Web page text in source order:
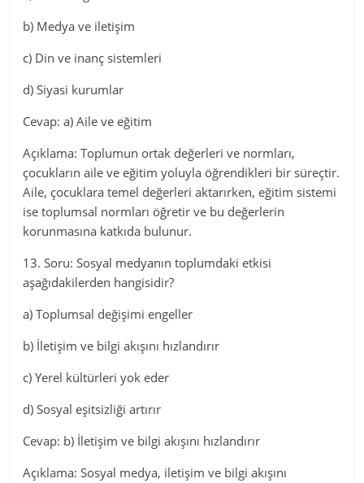
b) Medya ve iletişim
c) Din ve inanç sistemleri
d) Siyasi kurumlar
Cevap: a) Aile ve eğitim
Açıklama: Toplumun ortak değerleri ve normları,
çocukların aile ve eğitim yoluyla öğrendikleri bir süreçtir.
Aile, çocuklara temel değerleri aktarırken, eğitim sistemi
ise toplumsal normları öğretir ve bu değerlerin
korunmasına katkıda bulunur.
13. Soru: Sosyal medyanın toplumdaki etkisi
aşağıdakilerden hangisidir?
a) Toplumsal değişimi engeller
b) İletişim ve bilgi akışını hızlandırır
c) Yerel kültürleri yok eder
d) Sosyal eşitsizliği artırır
Cevap: b) İletişim ve bilgi akışını hızlandırır
Açıklama: Sosyal medya, iletişim ve bilgi akışını